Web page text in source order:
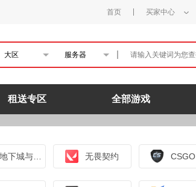
首页 买家中心
大区 服务器
租送专区 全部游戏
无畏契约 CSGO